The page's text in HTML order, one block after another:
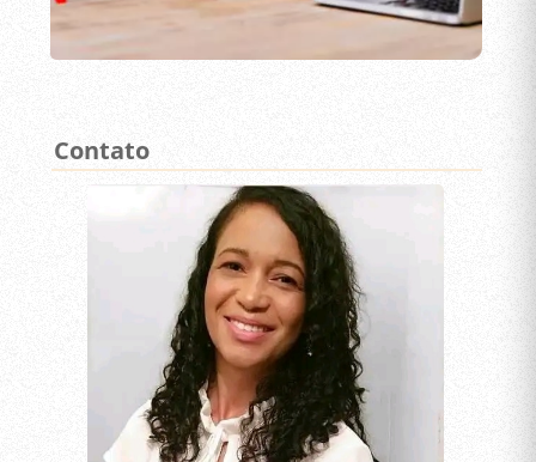
Contato